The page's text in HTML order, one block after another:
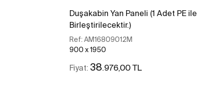
Duşakabin Yan Paneli (1 Adet PE ile
Birleştirilecektir.)
Ref: AM16809012M
900 x 1950
Fiyat: 38 .976,00 TL